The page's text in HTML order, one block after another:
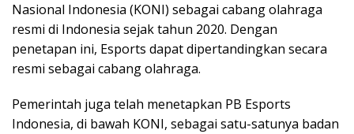
Nasional Indonesia (KONI) sebagai cabang olahraga
resmi di Indonesia sejak tahun 2020. Dengan
penetapan ini, Esports dapat dipertandingkan secara
resmi sebagai cabang olahraga.
Pemerintah juga telah menetapkan PB Esports
Indonesia, di bawah KONI, sebagai satu-satunya badan